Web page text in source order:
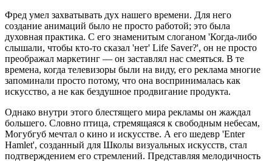
Фред умел захватывать дух нашего времени. Для него
создание анимаций было не просто работой; это была
духовная практика. С его знаменитым слоганом 'Когда-либо
слышали, чтобы кто-то сказал 'нет' Life Saver?', он не просто
преображал маркетинг — он заставлял нас смеяться. В те
времена, когда телевизоры были на виду, его реклама многие
запоминали просто потому, что она воспринималась как
искусство, а не как бездушное продвигание продукта.
Однако внутри этого блестящего мира рекламы он жаждал
большего. Словно птица, стремящаяся к свободным небесам,
Могубгуб мечтал о кино и искусстве. А его шедевр 'Enter
Hamlet', созданный для Школы визуальных искусств, стал
подтверждением его стремлений. Представляя мелодичность